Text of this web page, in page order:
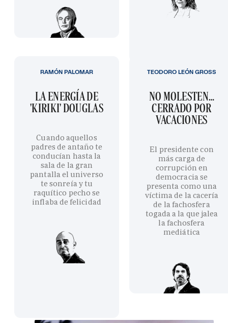
LA ENERGÍA DE
'KIRIKI' DOUGLAS
Cuando aquellos
padres de antaño te
conducían hasta la
sala de la gran
pantalla el universo
te sonreía y tu
raquítico pecho se
inflaba de felicidad
RAMÓN PALOMAR
NO MOLESTEN…
CERRADO POR
VACACIONES
El presidente con
más carga de
corrupción en
democracia se
presenta como una
víctima de la cacería
de la fachosfera
togada a la que jalea
la fachosfera
mediática
TEODORO LEÓN GROSS